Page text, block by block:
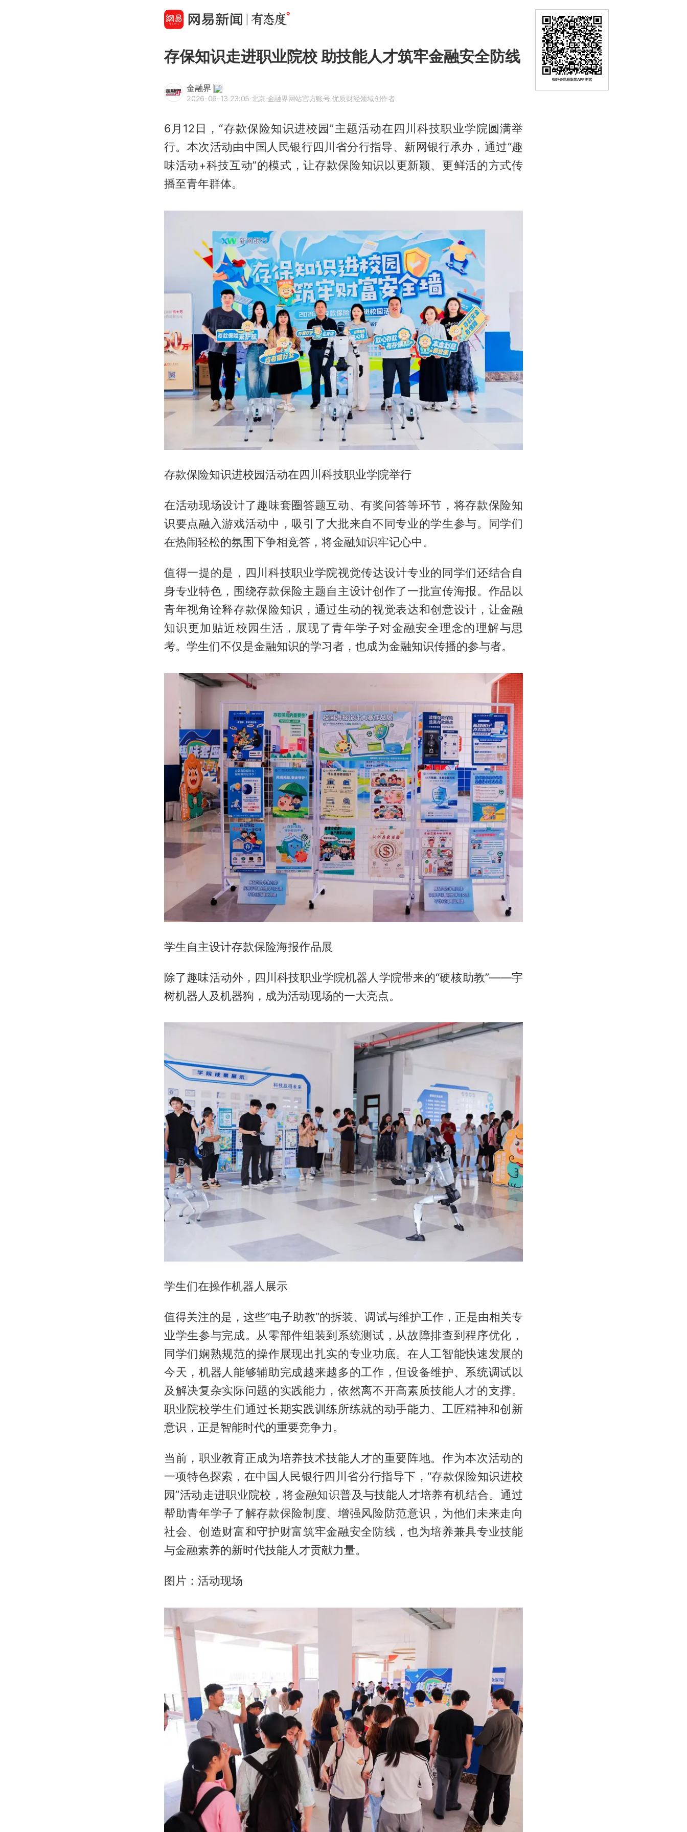
存保知识走进职业院校 助技能人才筑牢金融安全防线
金融界
2026-06-13 23:05·北京·金融界网站官方账号 优质财经领域创作者
6月12日，“存款保险知识进校园”主题活动在四川科技职业学院圆满举
行。本次活动由中国人民银行四川省分行指导、新网银行承办，通过“趣
味活动+科技互动”的模式，让存款保险知识以更新颖、更鲜活的方式传
播至青年群体。
存款保险知识进校园活动在四川科技职业学院举行
在活动现场设计了趣味套圈答题互动、有奖问答等环节，将存款保险知
识要点融入游戏活动中，吸引了大批来自不同专业的学生参与。同学们
在热闹轻松的氛围下争相竞答，将金融知识牢记心中。
值得一提的是，四川科技职业学院视觉传达设计专业的同学们还结合自
身专业特色，围绕存款保险主题自主设计创作了一批宣传海报。作品以
青年视角诠释存款保险知识，通过生动的视觉表达和创意设计，让金融
知识更加贴近校园生活，展现了青年学子对金融安全理念的理解与思
考。学生们不仅是金融知识的学习者，也成为金融知识传播的参与者。
学生自主设计存款保险海报作品展
除了趣味活动外，四川科技职业学院机器人学院带来的“硬核助教”——宇
树机器人及机器狗，成为活动现场的一大亮点。
学生们在操作机器人展示
值得关注的是，这些“电子助教”的拆装、调试与维护工作，正是由相关专
业学生参与完成。从零部件组装到系统测试，从故障排查到程序优化，
同学们娴熟规范的操作展现出扎实的专业功底。在人工智能快速发展的
今天，机器人能够辅助完成越来越多的工作，但设备维护、系统调试以
及解决复杂实际问题的实践能力，依然离不开高素质技能人才的支撑。
职业院校学生们通过长期实践训练所练就的动手能力、工匠精神和创新
意识，正是智能时代的重要竞争力。
当前，职业教育正成为培养技术技能人才的重要阵地。作为本次活动的
一项特色探索，在中国人民银行四川省分行指导下，“存款保险知识进校
园”活动走进职业院校，将金融知识普及与技能人才培养有机结合。通过
帮助青年学子了解存款保险制度、增强风险防范意识，为他们未来走向
社会、创造财富和守护财富筑牢金融安全防线，也为培养兼具专业技能
与金融素养的新时代技能人才贡献力量。
图片：活动现场
扫码去网易新闻APP浏览